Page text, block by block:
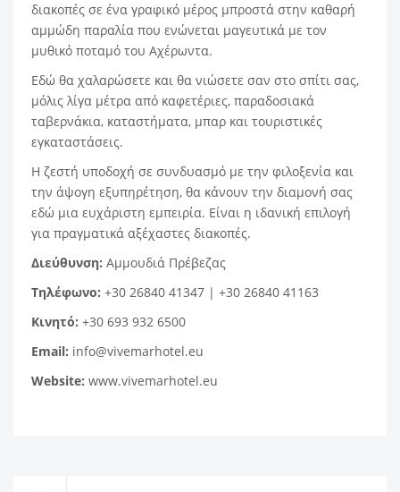
διακοπές σε ένα γραφικό μέρος μπροστά στην καθαρή
αμμώδη παραλία που ενώνεται μαγευτικά με τον
μυθικό ποταμό του Αχέρωντα.
Εδώ θα χαλαρώσετε και θα νιώσετε σαν στο σπίτι σας,
μόλις λίγα μέτρα από καφετέριες, παραδοσιακά
ταβερνάκια, καταστήματα, μπαρ και τουριστικές
εγκαταστάσεις.
Η ζεστή υποδοχή σε συνδυασμό με την φιλοξενία και
την άψογη εξυπηρέτηση, θα κάνουν την διαμονή σας
εδώ μια ευχάριστη εμπειρία. Είναι η ιδανική επιλογή
για πραγματικά αξέχαστες διακοπές.
Διεύθυνση: Αμμουδιά Πρέβεζας
Τηλέφωνο: +30 26840 41347 | +30 26840 41163
Κινητό: +30 693 932 6500
Email: info@vivemarhotel.eu
Website: www.vivemarhotel.eu